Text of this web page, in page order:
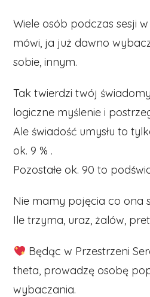
Wiele osób podczas sesji
mówi, ja już dawno
sobie, innym.
Tak twierdzi twój
logiczne myślenie i
Ale świadość umysłu to
ok. 9 % .
Pozostałe ok. 90 to
Nie mamy pojęcia co ona
Ile trzyma, uraz, żalów,
Będąc w Przestrzeni
theta, prowadzę osobę
wybaczania.